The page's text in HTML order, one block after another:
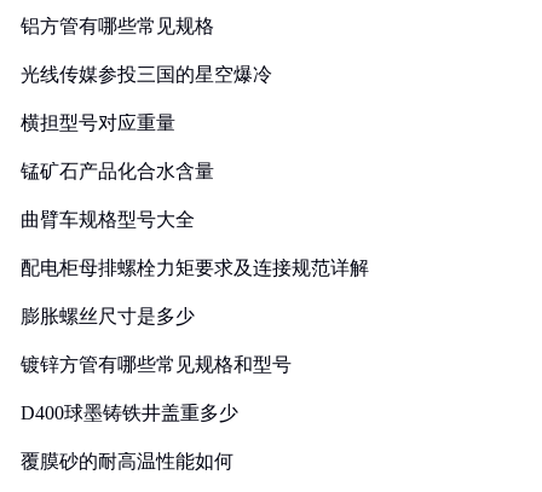
铝方管有哪些常见规格
光线传媒参投三国的星空爆冷
横担型号对应重量
锰矿石产品化合水含量
曲臂车规格型号大全
配电柜母排螺栓力矩要求及连接规范详解
膨胀螺丝尺寸是多少
镀锌方管有哪些常见规格和型号
D400球墨铸铁井盖重多少
覆膜砂的耐高温性能如何